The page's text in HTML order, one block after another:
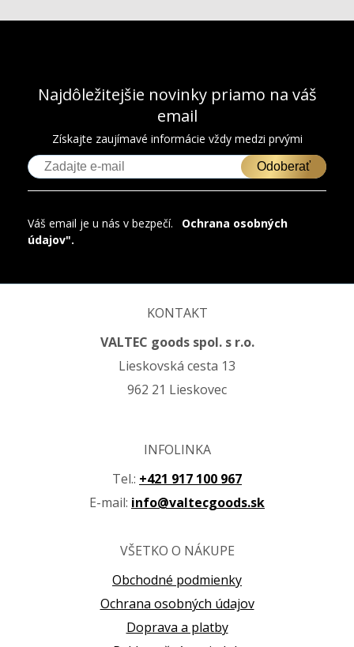
Najdôležitejšie novinky priamo na váš
email
Získajte zaujímavé informácie vždy medzi prvými
Odoberať
Váš email je u nás v bezpečí.
Ochrana osobných
údajov".
KONTAKT
VALTEC goods spol. s r.o.
Lieskovská cesta 13
962 21 Lieskovec
INFOLINKA
Tel.: +421 917 100 967
E-mail: info@valtecgoods.sk
VŠETKO O NÁKUPE
Obchodné podmienky
Ochrana osobných údajov
Doprava a platby